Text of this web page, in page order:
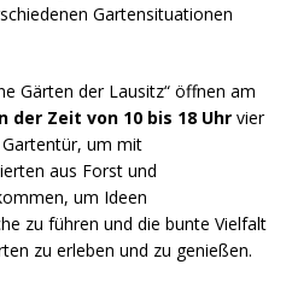
Gartensituationen
Gärten der Lausitz“ öffnen am
der Zeit von 10 bis 18 Uhr vier
um mit
aus Forst und
um Ideen
zu führen und die bunte Vielfalt
zu erleben und zu genießen.